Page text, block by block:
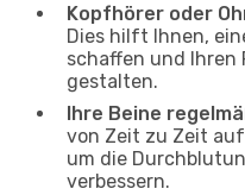
Kopfhörer oder
Dies hilft Ihnen,
schaffen und Ihren
gestalten.
Ihre Beine
von Zeit zu Zeit
um die
verbessern.